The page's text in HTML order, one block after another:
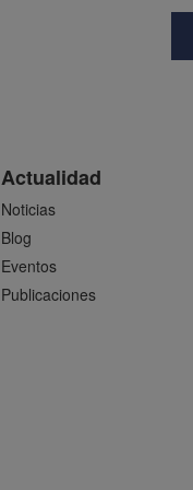
Actualidad
Noticias
Blog
Eventos
Publicaciones